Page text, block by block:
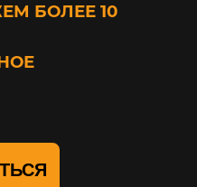
БОЛЕЕ 10